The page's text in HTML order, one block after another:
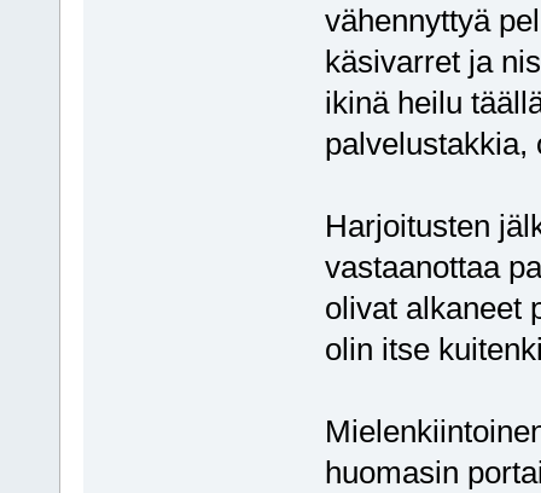
vähennyttyä
käsivarret ja
ikinä heilu
palvelustakkia,
Harjoitusten
vastaanottaa
olivat alkaneet
olin itse
huomasin